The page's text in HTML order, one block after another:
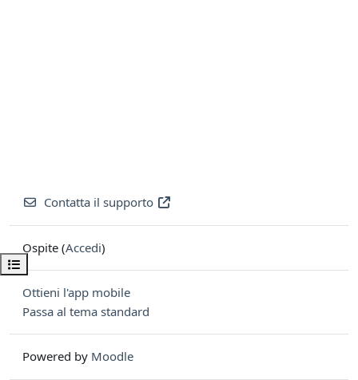
Apri indice del corso
Contatta il supporto
Ospite (Accedi)
Ottieni l'app mobile
Passa al tema standard
Powered by Moodle